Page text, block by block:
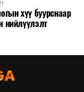
хүү буурснаар
нийлүүлэлт